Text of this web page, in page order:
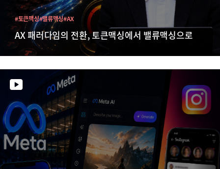
AX 패러다임의 전환, 토큰맥싱에서 밸류맥싱으로
#토큰맥싱#밸류맥싱#AX